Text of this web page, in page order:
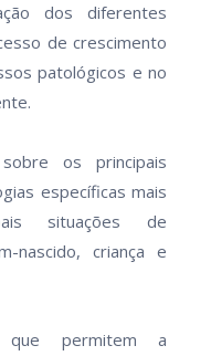
dos diferentes
de crescimento
patológicos e no
os principais
específicas mais
situações de
nascido, criança e
que permitem a